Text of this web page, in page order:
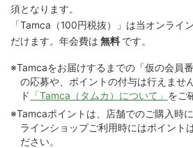
須となります。
「Tamca （100円税抜）
」は当オンライ
だけます。 年会費は 無料 です。
※Tamcaをお届けするまでの「仮の会員
の応募や、ポイントの付与は⾏えませ
ド 「Tamca（タムカ）について」 をご
※Tamcaポイントは、店舗でのご購⼊時
ラインショップご利用時にはポイント
ださい。